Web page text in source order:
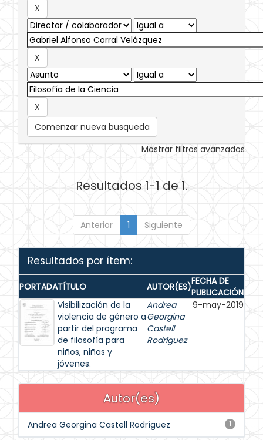
Comenzar nueva busqueda
Mostrar filtros avanzados
Resultados 1-1 de 1.
Anterior 1 Siguiente
Resultados por ítem:
PORTADATÍTULO AUTOR(ES)FECHA DE
PUBLICACIÓN
Visibilización de la
violencia de género a
partir del programa
de filosofía para
niños, niñas y
jóvenes.
Andrea
Georgina
Castell
Rodríguez
9-may-2019
Autor(es)
1
Andrea Georgina Castell Rodríguez